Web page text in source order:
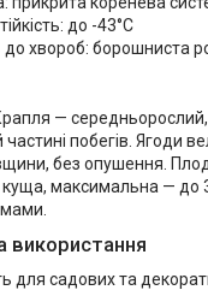
до -43°C
до хвороб: борошниста
—
побегів. Ягоди
без опушення.
куща, максимальна — до
використання
для садових та